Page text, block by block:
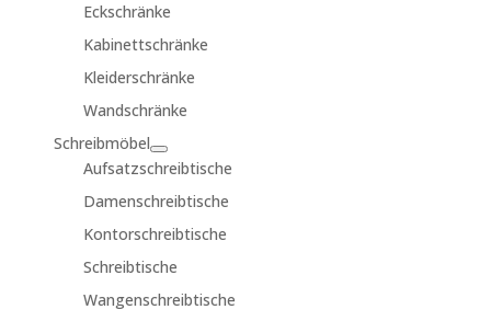
Eckschränke
Kabinettschränke
Kleiderschränke
Wandschränke
Schreibmöbel
Aufsatzschreibtische
Damenschreibtische
Kontorschreibtische
Schreibtische
Wangenschreibtische